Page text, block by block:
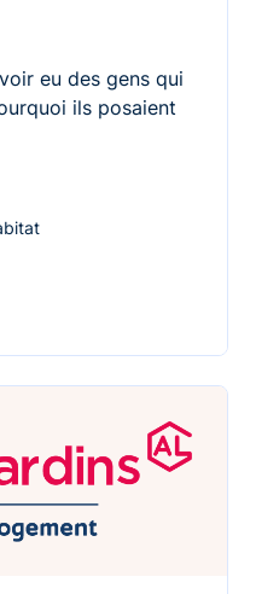
eu des gens qui
ils posaient